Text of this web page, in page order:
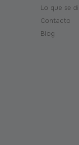
Lo que se
Contacto
Blog